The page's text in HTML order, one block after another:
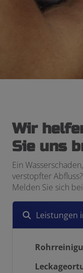
Wir
Sie uns
Ein
verstopfter
Melden Sie sich
Leistungen